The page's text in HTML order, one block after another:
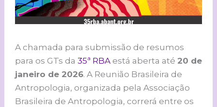
A chamada para submissão de resumos
para os GTs da 35ª RBAestá aberta até 20 de
janeiro de 2026. A Reunião Brasileira de
Antropologia, organizada pela Associação
Brasileira de Antropologia, correrá entre os